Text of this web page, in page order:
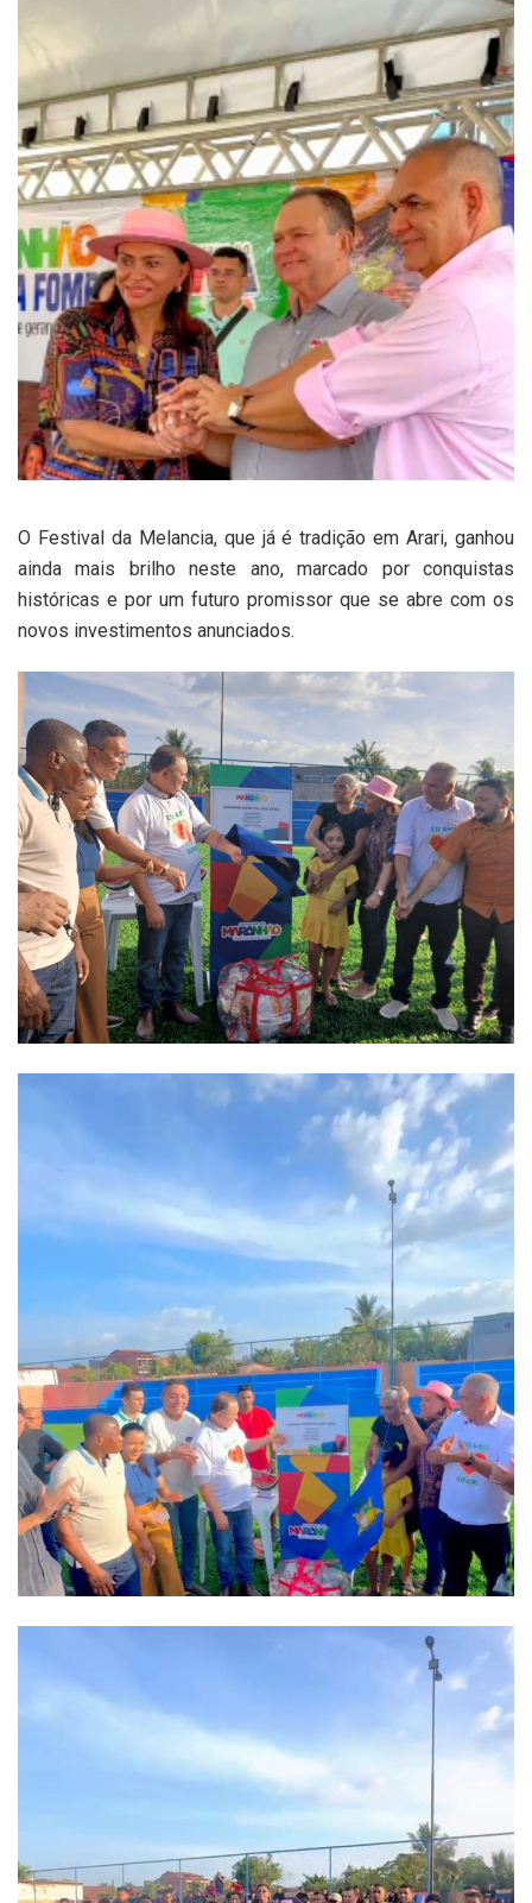
O Festival da Melancia, que já é tradição em Arari, ganhou
ainda mais brilho neste ano, marcado por conquistas
históricas e por um futuro promissor que se abre com os
novos investimentos anunciados.